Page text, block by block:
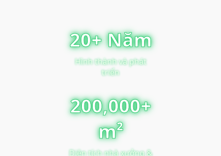
20+ Năm
Hình thành và phát
triển
200,000+
m²
Diện tích nhà xưởng &